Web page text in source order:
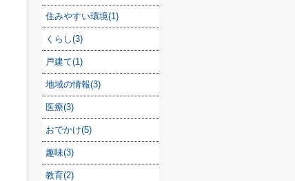
住みやすい環境(1)
くらし(3)
戸建て(1)
地域の情報(3)
医療(3)
おでかけ(5)
趣味(3)
教育(2)